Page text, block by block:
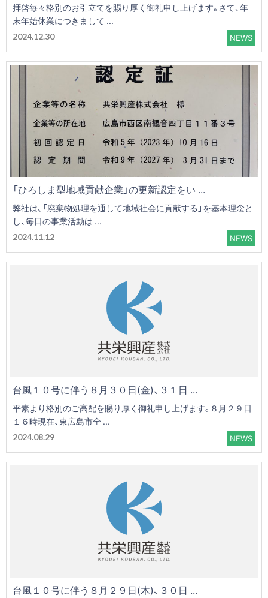
拝啓毎々格別のお引立てを賜り厚く御礼申し上げます。さて、年
末年始休業につきまして ...
2024.12.30 NEWS
「ひろしま型地域貢献企業」の更新認定をい ...
弊社は、「廃棄物処理を通して地域社会に貢献する」を基本理念と
し、毎日の事業活動は ...
2024.11.12 NEWS
台風１０号に伴う８月３０日(金)、３１日 ...
平素より格別のご高配を賜り厚く御礼申し上げます。８月２９日
１６時現在、東広島市全 ...
2024.08.29 NEWS
台風１０号に伴う８月２９日(木)、３０日 ...